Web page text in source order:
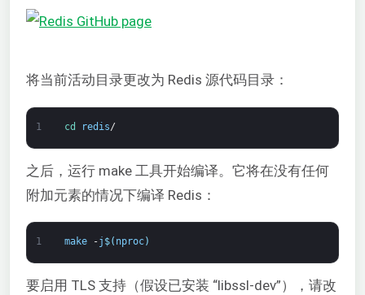
将当前活动目录更改为 Redis 源代码目录：
1 cd redis/
之后，运行 make 工具开始编译。它将在没有任何
附加元素的情况下编译 Redis：
1 make -j $( nproc)
要启用 TLS 支持（假设已安装 “libssl-dev”），请改